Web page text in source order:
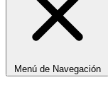
Menú de Navegación